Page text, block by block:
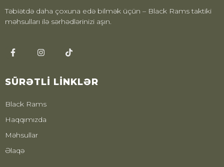
Təbiətdə daha çoxuna edə bilmək üçün – Black Rams taktiki
məhsulları ilə sərhədlərinizi aşın.
SÜRƏTLI LINKLƏR
Black Rams
Haqqımızda
Məhsullar
Əlaqə